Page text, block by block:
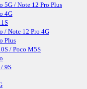
5G / Note 12 Pro Plus
4G
/ Note 12 Pro 4G
Plus
/ Poco M5S
9S